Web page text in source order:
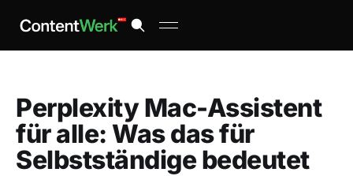
Perplexity Mac-Assistent
für alle: Was das für
Selbstständige bedeutet